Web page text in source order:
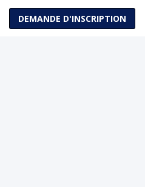
DEMANDE D'INSCRIPTION